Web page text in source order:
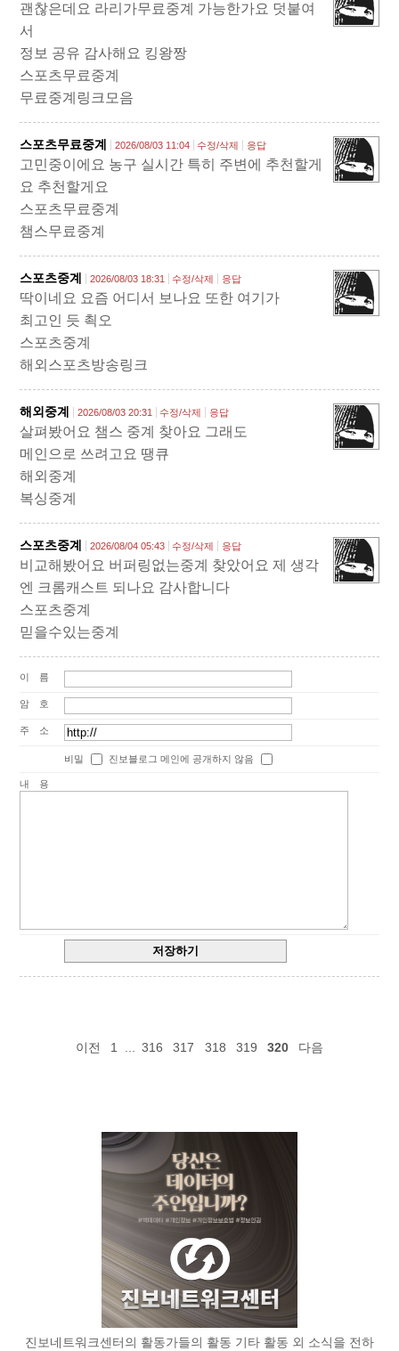
괜찮은데요 라리가무료중계 가능한가요 덧붙여
서
정보 공유 감사해요 킹왕짱
스포츠무료중계
무료중계링크모음
스포츠무료중계 2026/08/03 11:04 수정/삭제 응답
고민중이에요 농구 실시간 특히 주변에 추천할게
요 추천할게요
스포츠무료중계
챔스무료중계
스포츠중계 2026/08/03 18:31 수정/삭제 응답
딱이네요 요즘 어디서 보나요 또한 여기가
최고인 듯 쵝오
스포츠중계
해외스포츠방송링크
해외중계 2026/08/03 20:31 수정/삭제 응답
살펴봤어요 챔스 중계 찾아요 그래도
메인으로 쓰려고요 땡큐
해외중계
복싱중계
스포츠중계 2026/08/04 05:43 수정/삭제 응답
비교해봤어요 버퍼링없는중계 찾았어요 제 생각
엔 크롬캐스트 되나요 감사합니다
스포츠중계
믿을수있는중계
이름
암호
주소
비밀 진보블로그 메인에 공개하지 않음
내용
이전 1 ... 316 317 318 319 320 다음
진보네트워크센터의 활동가들의 활동 기타 활동 외 소식을 전하